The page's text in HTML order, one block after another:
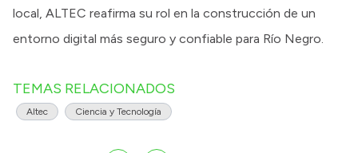
local, ALTEC reafirma su rol en la construcción de un
entorno digital más seguro y confiable para Río Negro.
TEMAS RELACIONADOS
Altec Ciencia y Tecnología